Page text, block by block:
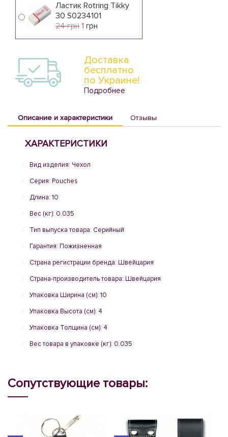
Ластик Rotring Tikky
30 S0234101
24 грн 1 грн
Доставка
бесплатно
по Украине!
Подробнее
Описание и характеристики Отзывы
ХАРАКТЕРИСТИКИ
Вид изделия: Чехол
Серия: Pouches
Длина: 10
Вес (кг): 0.035
Тип выпуска товара: Серийный
Гарантия: Пожизненная
Страна регистрации бренда: Швейцария
Страна-производитель товара: Швейцария
Упаковка Ширина (см): 10
Упаковка Высота (см): 4
Упаковка Толщина (см): 4
Вес товара в упаковке (кг): 0.035
Сопутствующие товары: